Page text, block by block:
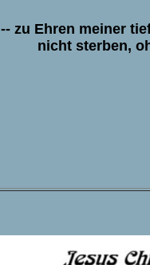
-- zu Ehren meiner
nicht sterben,